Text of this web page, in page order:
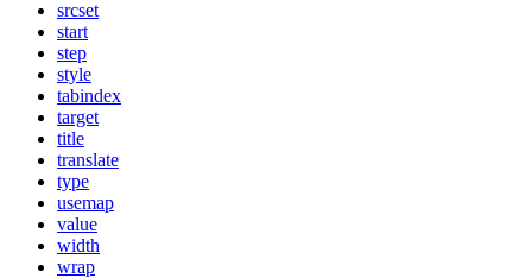
srcset
start
step
style
tabindex
target
title
translate
type
usemap
value
width
wrap